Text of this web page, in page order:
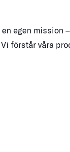
egen mission
förstår våra